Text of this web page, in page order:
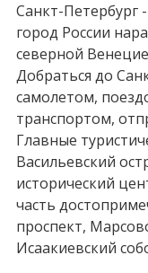
Санкт-Петербург
город России
северной
Добраться до
самолетом,
транспортом,
Главные
Васильевский
исторический
часть
проспект,
Исаакиевский